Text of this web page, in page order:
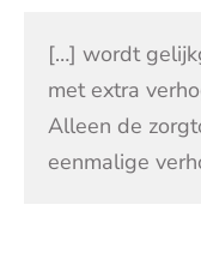
[…] wordt
met extra
Alleen de
eenmalige